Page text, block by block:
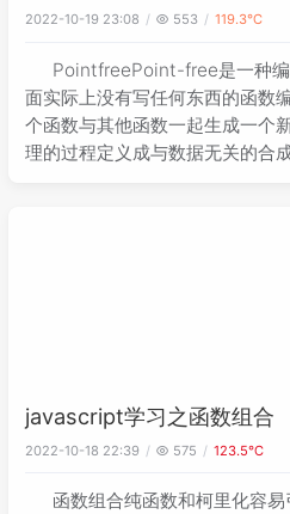
2022-10-19 23:08 553 119.3℃
PointfreePoint-free是一种
面实际上没有写任何东西的函数
个函数与其他函数一起生成一个
理的过程定义成与数据无关的合
javascript学习之函数组合
2022-10-18 22:39 575 123.5℃
函数组合纯函数和柯里化容